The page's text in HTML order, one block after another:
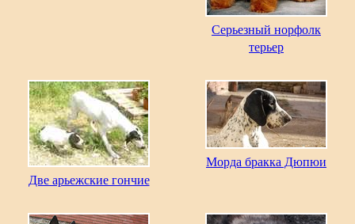
Серьезный норфолк
терьер
Две арьежские гончие
Морда бракка Дюпюи